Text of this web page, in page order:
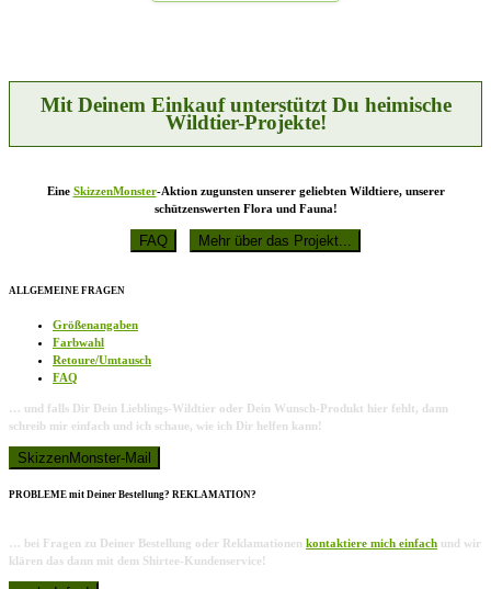
Produktseite
gewählt
werden
Mit Deinem Einkauf unterstützt Du heimische
Wildtier-Projekte!
Eine SkizzenMonster-Aktion zugunsten unserer geliebten Wildtiere, unserer
schützenswerten Flora und Fauna!
ALLGEMEINE FRAGEN
Größenangaben
Farbwahl
Retoure/Umtausch
FAQ
… und falls Dir Dein Lieblings-Wildtier oder Dein Wunsch-Produkt hier fehlt, dann
schreib mir einfach und ich schaue, wie ich Dir helfen kann!
PROBLEME mit Deiner Bestellung? REKLAMATION?
… bei Fragen zu Deiner Bestellung oder Reklamationen kontaktiere mich einfach und wir
klären das dann mit dem Shirtee-Kundenservice!